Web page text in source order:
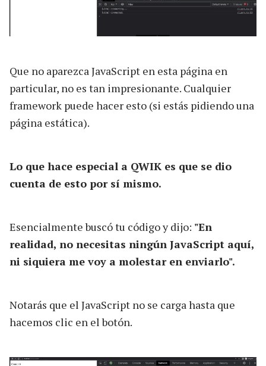
Que no aparezca JavaScript en esta página en
particular, no es tan impresionante. Cualquier
framework puede hacer esto (si estás pidiendo una
página estática).
Lo que hace especial a QWIK es que se dio
cuenta de esto por sí mismo.
Esencialmente buscó tu código y dijo: "En
realidad, no necesitas ningún JavaScript aquí,
ni siquiera me voy a molestar en enviarlo".
Notarás que el JavaScript no se carga hasta que
hacemos clic en el botón.